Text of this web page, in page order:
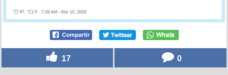
17 0